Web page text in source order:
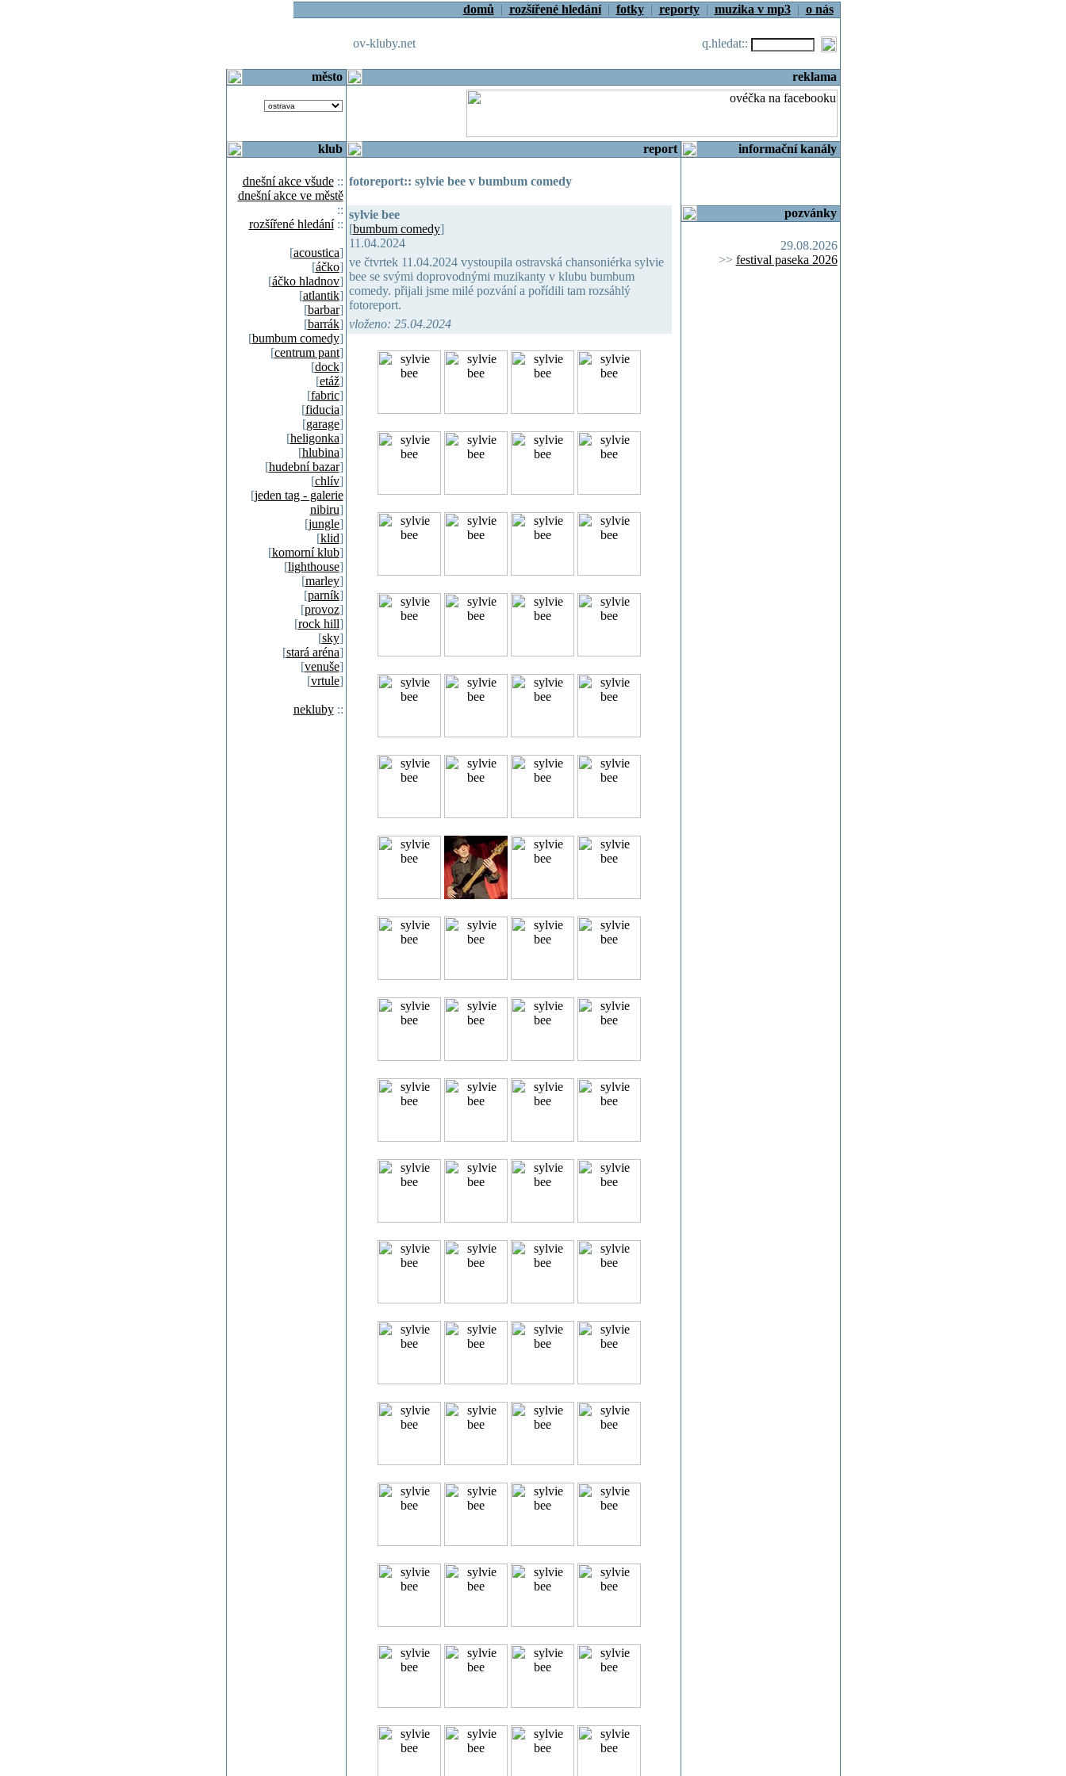
domů | rozšířené hledání| fotky| reporty| muzika v mp3| o nás
ov-kluby.net q.hledat::
město reklama
klub
dnešní akce všude::
dnešní akce ve městě
::
rozšířené hledání::
[acoustica]
[áčko]
[áčko hladnov]
[atlantik]
[barbar]
[barrák]
[bumbum comedy]
[centrum pant]
[dock]
[etáž]
[fabric]
[fiducia]
[garage]
[heligonka]
[hlubina]
[hudební bazar]
[chlív]
[jeden tag - galerie
nibiru]
[jungle]
[klid]
[komorní klub]
[lighthouse]
[marley]
[parník]
[provoz]
[rock hill]
[sky]
[stará aréna]
[venuše]
[vrtule]
nekluby::
report
fotoreport:: sylvie bee v bumbum comedy
sylvie bee
[bumbum comedy]
11.04.2024
ve čtvrtek 11.04.2024 vystoupila ostravská chansoniérka sylvie
bee se svými doprovodnými muzikanty v klubu bumbum
comedy. přijali jsme milé pozvání a pořídili tam rozsáhlý
fotoreport.
vloženo: 25.04.2024
informační kanály
pozvánky
29.08.2026
>> festival paseka 2026